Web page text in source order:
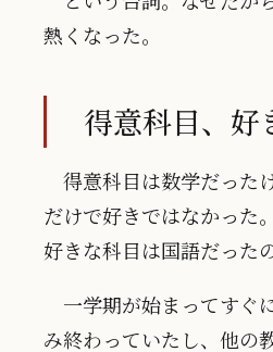
熱くなった。
得意科目、好
得意科目は数学だった
だけで好きではなかった
好きな科目は国語だった
一学期が始まってすぐ
み終わっていたし、他の